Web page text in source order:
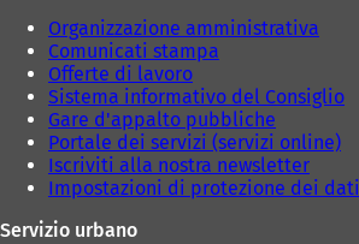
Organizzazione amministrativa
Comunicati stampa
Offerte di lavoro
Sistema informativo del Consiglio
Gare d'appalto pubbliche
Portale dei servizi (servizi online)
Iscriviti alla nostra newsletter
Impostazioni di protezione dei dati
Servizio urbano